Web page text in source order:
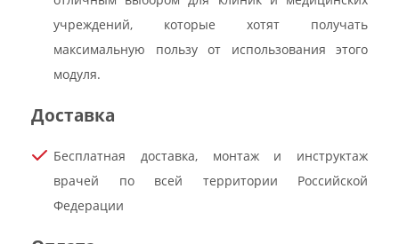
учреждений, которые хотят получать
максимальную пользу от использования этого
модуля.
Доставка
Бесплатная доставка, монтаж и инструктаж
врачей по всей территории Российской
Федерации